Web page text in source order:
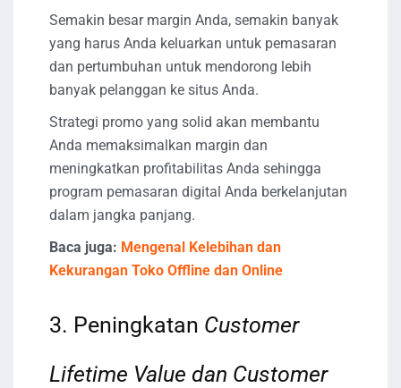
Semakin besar margin Anda, semakin banyak
yang harus Anda keluarkan untuk pemasaran
dan pertumbuhan untuk mendorong lebih
banyak pelanggan ke situs Anda.
Strategi promo yang solid akan membantu
Anda memaksimalkan margin dan
meningkatkan profitabilitas Anda sehingga
program pemasaran digital Anda berkelanjutan
dalam jangka panjang.
Baca juga: Mengenal Kelebihan dan
Kekurangan Toko Offline dan Online
3. Peningkatan Customer
Lifetime Value dan Customer